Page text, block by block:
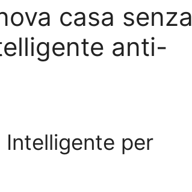
casa senza
anti-
Intelligente per